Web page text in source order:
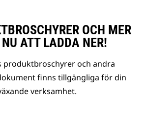
OCH MER
ATT LADDA NER!
produktbroschyrer och andra
finns tillgängliga för din
verksamhet.